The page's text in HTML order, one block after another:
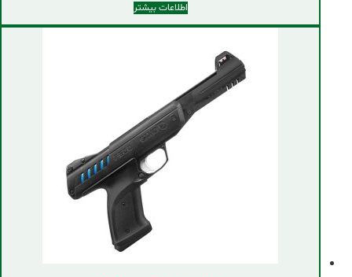
اطلاعات بیشتر